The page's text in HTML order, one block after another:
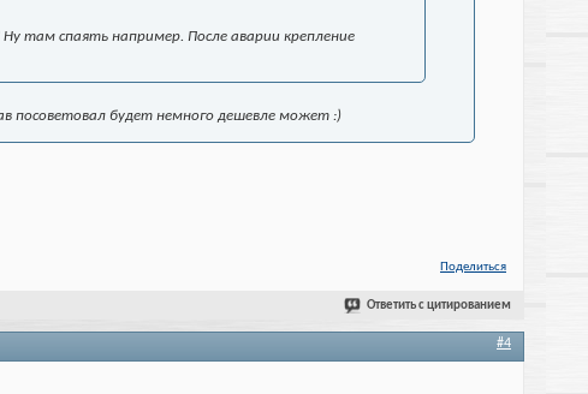
там спаять например. После аварии крепление
посоветовал будет немного дешевле может :)
Поделиться
Ответить с цитированием
#4